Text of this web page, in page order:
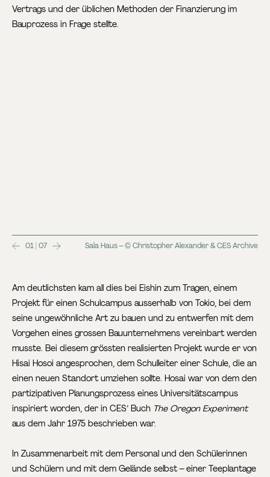
Vertrags und der üblichen Methoden der Finanzierung im
Bauprozess in Frage stellte.
01 | 07 Sala Haus – © Christopher Alexander & CES Archive
Am deutlichsten kam all dies bei Eishin zum Tragen, einem
Projekt für einen Schulcampus ausserhalb von Tokio, bei dem
seine ungewöhnliche Art zu bauen und zu entwerfen mit dem
Vorgehen eines grossen Bauunternehmens vereinbart werden
musste. Bei diesem grössten realisierten Projekt wurde er von
Hisai Hosoi angesprochen, dem Schulleiter einer Schule, die an
einen neuen Standort umziehen sollte. Hosai war von dem den
partizipativen Planungsprozess eines Universitätscampus
inspiriert worden, der in CES’ Buch The Oregon Experiment
aus dem Jahr 1975 beschrieben war.
In Zusammenarbeit mit dem Personal und den Schülerinnen
und Schülern und mit dem Gelände selbst – einer Teeplantage